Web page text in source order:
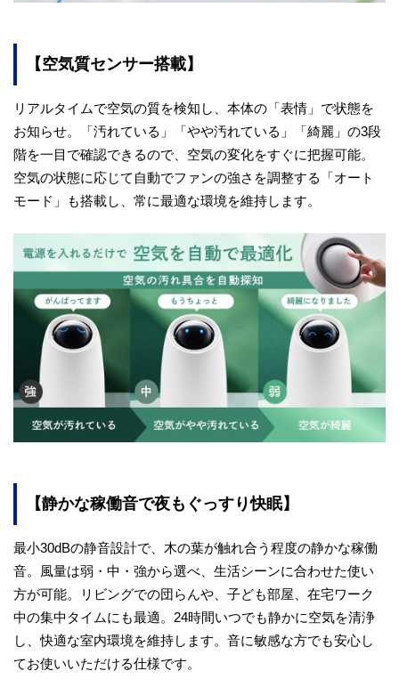
【空気質センサー搭載】
リアルタイムで空気の質を検知し、本体の「表情」で状態を
お知らせ。「汚れている」「やや汚れている」「綺麗」の3段
階を一目で確認できるので、空気の変化をすぐに把握可能。
空気の状態に応じて自動でファンの強さを調整する「オート
モード」も搭載し、常に最適な環境を維持します。
【静かな稼働音で夜もぐっすり快眠】
最小30dBの静音設計で、木の葉が触れ合う程度の静かな稼働
音。風量は弱・中・強から選べ、生活シーンに合わせた使い
方が可能。リビングでの団らんや、子ども部屋、在宅ワーク
中の集中タイムにも最適。24時間いつでも静かに空気を清浄
し、快適な室内環境を維持します。音に敏感な方でも安心し
てお使いいただける仕様です。